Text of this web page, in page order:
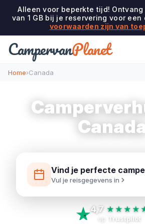
Alleen voor beperkte tijd!
van 1 GB bij je reservering voor een
voorwaarden zijn van
CampervanPlanet
Home›Canada
Canada
Vind je perfecte
Vul je reisgegevens in
4,7
op Trustpilot